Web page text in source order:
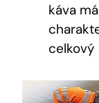
káva
celkový